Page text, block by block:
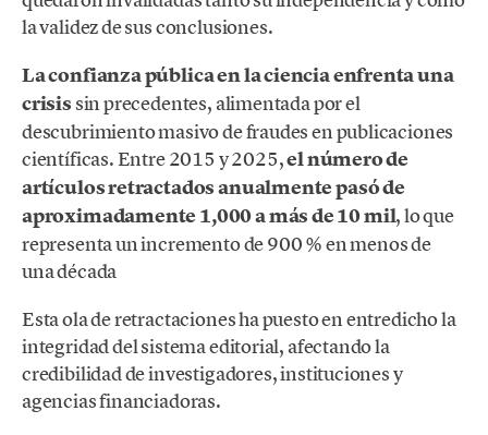
la validez de sus conclusiones.
La confianza pública en la ciencia enfrenta una
crisissin precedentes, alimentada por el
descubrimiento masivo de fraudes en publicaciones
científicas. Entre 2015 y 2025,el número de
artículos retractados anualmente pasó de
aproximadamente 1,000 a más de 10 mil, lo que
representa un incremento de 900 % en menos de
una década
Esta ola de retractaciones ha puesto en entredicho la
integridad del sistema editorial, afectando la
credibilidad de investigadores, instituciones y
agencias financiadoras.